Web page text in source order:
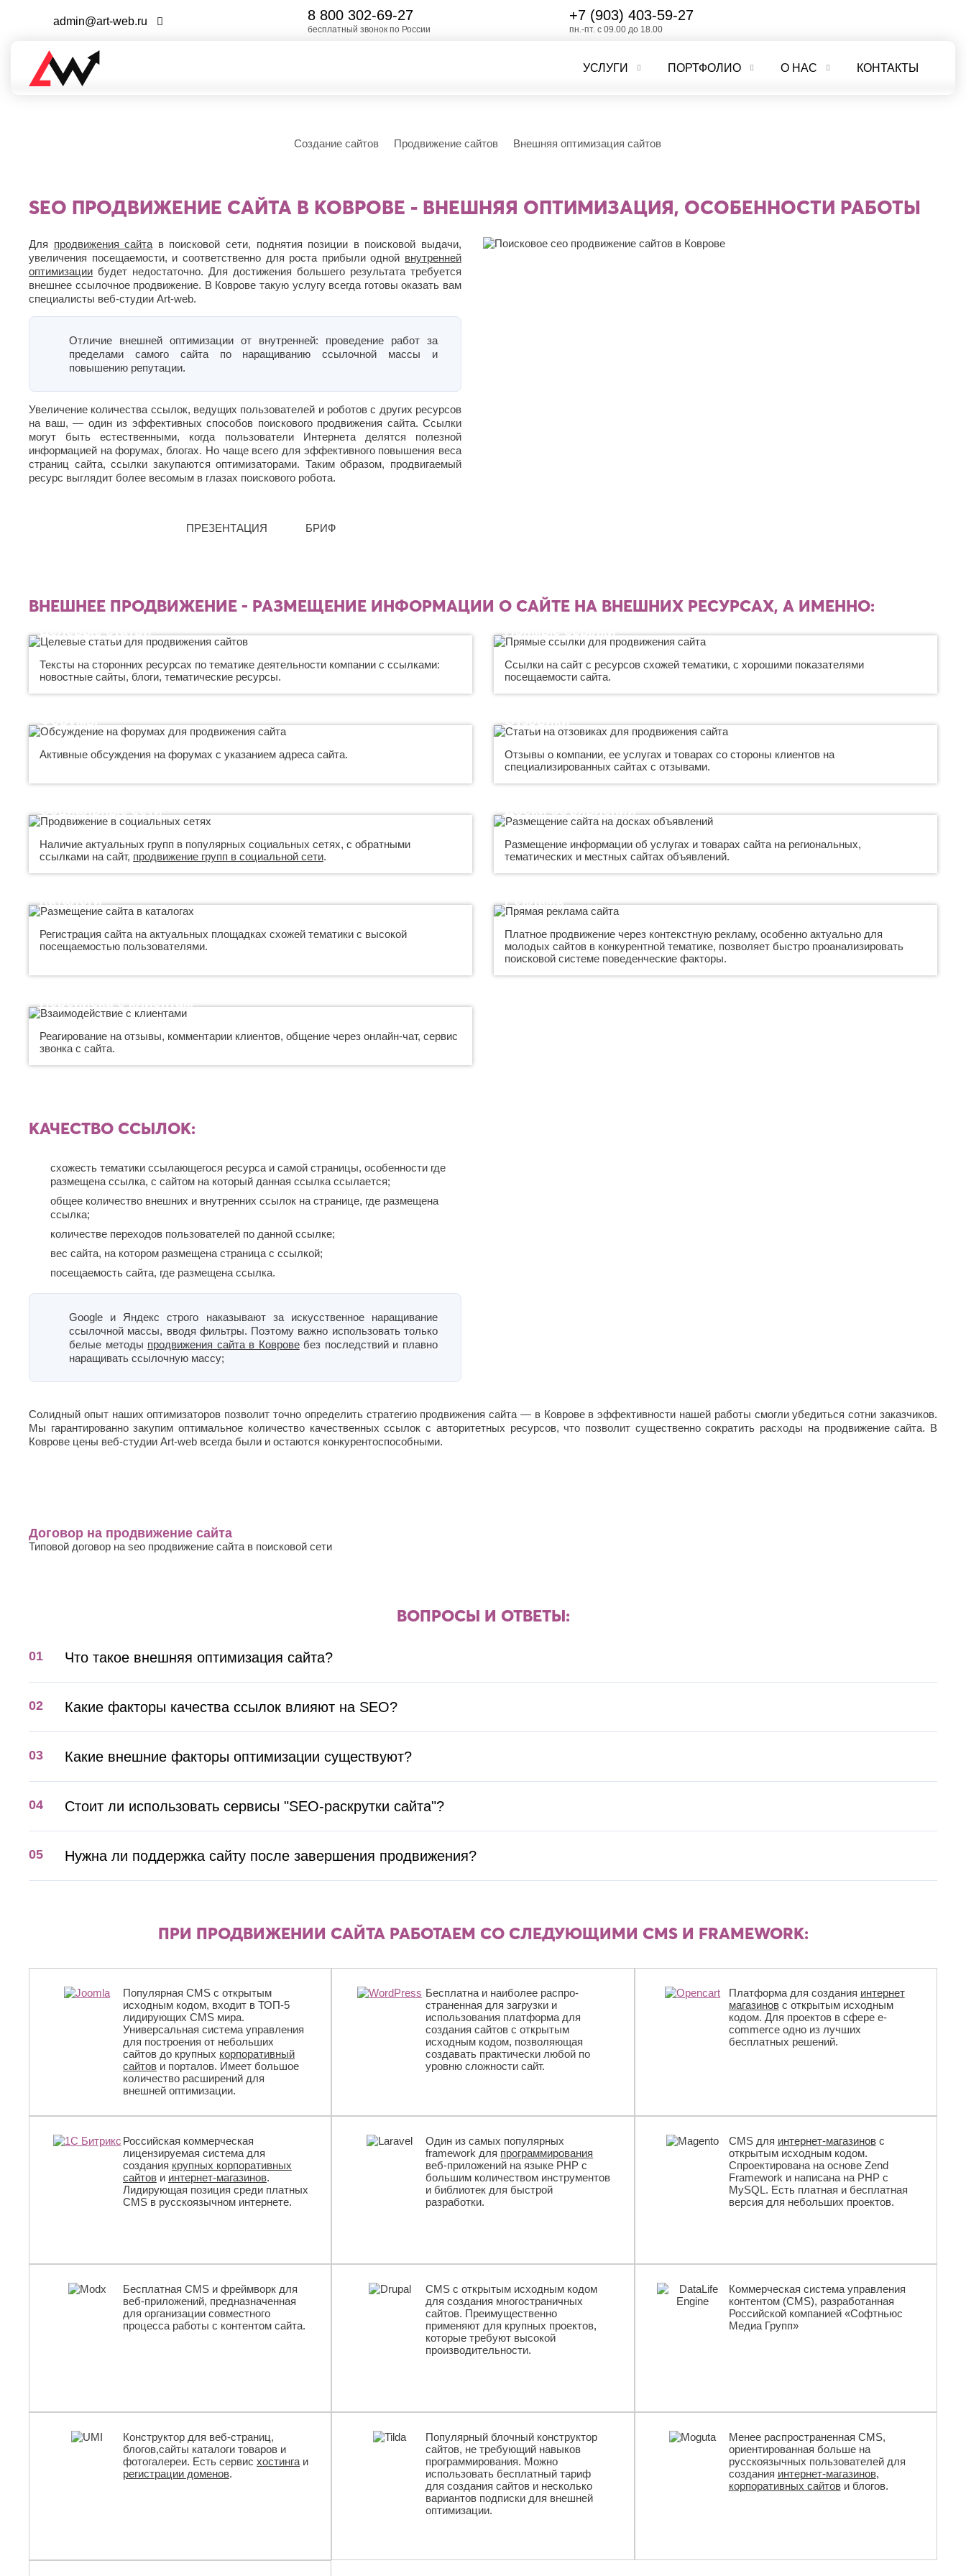
admin@art-web.ru 8 800 302-69-27
бесплатный звонок по России
+7 (903) 403-59-27
пн.-пт. с 09.00 до 18.00
УСЛУГИ ПОРТФОЛИО О НАС КОНТАКТЫ
Выберите
город
Архангельск
Б
Балаково
Балашиха
Батайск
Березники
Благовещенск
Брянск
В
Великий
Новгород
Владикавказ
Владимир
Волгоград
Е
Екатеринбург
Елец
Ессентуки
Ж
З
Златоуст
Иваново
Ижевск
Й
Йошкар-
Ола
Копейск
Красногорск
Краснодар
Курган
Курск
Л
Люберцы
М
Махачкала
Миасс
Москва
Мурманск
Муром
Новокуйбышевск
Новомосковск
Новочебоксарск
Новочеркасск
Новошахтинск
Новый
Уренгой
О
Обнинск
Октябрьский
Омск
Орел
Оренбург
Орехово-
Зуево
Орск
Псков
Рыбинск
Рязань
С
Салават
Самара
Санкт-
Петербург
Саранск
Саратов
Севастополь
Сергиев
Посад
Симферополь
Смоленск
Сочи
Ставрополь
Старый
У
Ф
Феодосия
Х
Химки
Ч
Череповец
Черкесск
Ш
Шахты
Создание сайтов Продвижение сайтов Внешняя оптимизация сайтов
SEO ПРОДВИЖЕНИЕ САЙТА В КОВРОВЕ - ВНЕШНЯЯ ОПТИМИЗАЦИЯ, ОСОБЕННОСТИ РАБОТЫ
Для продвижения сайта в поисковой сети, поднятия позиции в поисковой выдачи,
увеличения посещаемости, и соответственно для роста прибыли одной внутренней
оптимизации будет недостаточно. Для достижения большего результата требуется
внешнее ссылочное продвижение. В Коврове такую услугу всегда готовы оказать вам
специалисты веб-студии Art-web.
Отличие внешней оптимизации от внутренней: проведение работ за
пределами самого сайта по наращиванию ссылочной массы и
повышению репутации.
Увеличение количества ссылок, ведущих пользователей и роботов с других ресурсов
на ваш, — один из эффективных способов поискового продвижения сайта. Ссылки
могут быть естественными, когда пользователи Интернета делятся полезной
информацией на форумах, блогах. Но чаще всего для эффективного повышения веса
страниц сайта, ссылки закупаются оптимизаторами. Таким образом, продвигаемый
ресурс выглядит более весомым в глазах поискового робота.
ПРЕЗЕНТАЦИЯ БРИФ
ВНЕШНЕЕ ПРОДВИЖЕНИЕ - РАЗМЕЩЕНИЕ ИНФОРМАЦИИ О САЙТЕ НА ВНЕШНИХ РЕСУРСАХ, А ИМЕННО:
Целевые статьи
Тексты на сторонних ресурсах по тематике деятельности компании с ссылками:
новостные сайты, блоги, тематические ресурсы.
Прямые ссылки
Ссылки на сайт с ресурсов схожей тематики, с хорошими показателями
посещаемости сайта.
Форумы
Активные обсуждения на форумах с указанием адреса сайта.
Отзовики
Отзывы о компании, ее услугах и товарах со стороны клиентов на
специализированных сайтах с отзывами.
Социальные сети
Наличие актуальных групп в популярных социальных сетях, с обратными
ссылками на сайт, продвижение групп в социальной сети.
Доски объявлений
Размещение информации об услугах и товарах сайта на региональных,
тематических и местных сайтах объявлений.
Каталоги
Регистрация сайта на актуальных площадках схожей тематики с высокой
посещаемостью пользователями.
Реклама
Платное продвижение через контекстную рекламу, особенно актуально для
молодых сайтов в конкурентной тематике, позволяет быстро проанализировать
поисковой системе поведенческие факторы.
Переписка с клиентам
Реагирование на отзывы, комментарии клиентов, общение через онлайн-чат, сервис
звонка с сайта.
КАЧЕСТВО ССЫЛОК:
схожесть тематики ссылающегося ресурса и самой страницы, особенности где
размещена ссылка, с сайтом на который данная ссылка ссылается;
общее количество внешних и внутренних ссылок на странице, где размещена
ссылка;
количестве переходов пользователей по данной ссылке;
вес сайта, на котором размещена страница с ссылкой;
посещаемость сайта, где размещена ссылка.
Google и Яндекс строго наказывают за искусственное наращивание
ссылочной массы, вводя фильтры. Поэтому важно использовать только
белые методы продвижения сайта в Ковровебез последствий и плавно
наращивать ссылочную массу;
Солидный опыт наших оптимизаторов позволит точно определить стратегию продвижения сайта — в Коврове в эффективности нашей работы смогли убедиться сотни заказчиков.
Мы гарантированно закупим оптимальное количество качественных ссылок с авторитетных ресурсов, что позволит существенно сократить расходы на продвижение сайта. В
Коврове цены веб-студии Art-web всегда были и остаются конкурентоспособными.
Договор на продвижение сайта
Типовой договор на seo продвижение сайта в поисковой сети
ВОПРОСЫ И ОТВЕТЫ:
Что такое внешняя оптимизация сайта?
Какие факторы качества ссылок влияют на SEO?
Какие внешние факторы оптимизации существуют?
Стоит ли использовать сервисы "SEO-раскрутки сайта"?
Нужна ли поддержка сайту после завершения продвижения?
ПРИ ПРОДВИЖЕНИИ САЙТА РАБОТАЕМ СО СЛЕДУЮЩИМИ CMS И FRAMEWORK:
Популярная CMS с открытым
исходным кодом, входит в ТОП-5
лидирующих CMS мира.
Универсальная система управления
для построения от небольших
сайтов до крупных корпоративный
сайтов и порталов. Имеет большое
количество расширений для
внешней оптимизации.
Бесплатна и наиболее распро­
страненная для загрузки и
использования платформа для
создания сайтов с открытым
исходным кодом, позволяющая
создавать практически любой по
уровню сложности сайт.
Платформа для создания интернет
магазиновс открытым исходным
кодом. Для проектов в сфере e-
commerce одно из лучших
бесплатных решений.
Российская коммерческая
лицензируемая система для
создания крупных корпоративных
сайтов и интернет-магазинов.
Лидирующая позиция среди платных
CMS в русскоязычном интернете.
Один из самых популярных
framework для программирования
веб-приложений на языке PHP с
большим количеством инструментов
и библиотек для быстрой
разработки.
CMS для интернет-магазиновс
открытым исходным кодом.
Спроектирована на основе Zend
Framework и написана на PHP с
MySQL. Есть платная и бесплатная
версия для небольших проектов.
Бесплатная CMS и фреймворк для
веб-приложений, предназначенная
для организации совместного
процесса работы с контентом сайта.
CMS с открытым исходным кодом
для создания многостраничных
сайтов. Преимущественно
применяют для крупных проектов,
которые требуют высокой
производительности.
Коммерческая система управления
контентом (CMS), разработанная
Российской компанией «Софтньюс
Медиа Групп»
Конструктор для веб-страниц,
блогов,сайты каталоги товаров и
фотогалереи. Есть сервис хостинга и
регистрации доменов.
Популярный блочный конструктор
сайтов, не требующий навыков
программирования. Можно
использовать бесплатный тариф
для создания сайтов и несколько
вариантов подписки для внешней
оптимизации.
Менее распро­страненная CMS,
ориентированная больше на
русскоязычных пользователей для
создания интернет-магазинов,
корпоративных сайтови блогов.